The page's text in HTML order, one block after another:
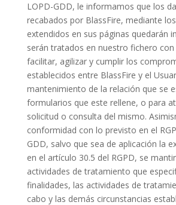
LOPD-GDD, le informamos que los
recabados por BlassFire, mediante
extendidos en sus páginas quedarán
serán tratados en nuestro fichero
facilitar, agilizar y cumplir los
establecidos entre BlassFire y el
mantenimiento de la relación que se
formularios que este rellene, o para
solicitud o consulta del mismo.
conformidad con lo previsto en el
GDD, salvo que sea de aplicación la
en el artículo 30.5 del RGPD, se
actividades de tratamiento que
finalidades, las actividades de
cabo y las demás circunstancias